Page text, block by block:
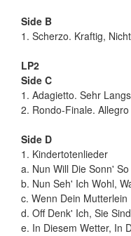
Side B
1. Scherzo. Kraftig,
LP2
Side C
1. Adagietto. Sehr
2. Rondo-Finale.
Side D
1. Kindertotenlieder
a. Nun Will Die Sonn'
b. Nun Seh' Ich Wohl,
c. Wenn Dein Mutterlein
d. Off Denk' Ich, Sie
e. In Diesem Wetter, In